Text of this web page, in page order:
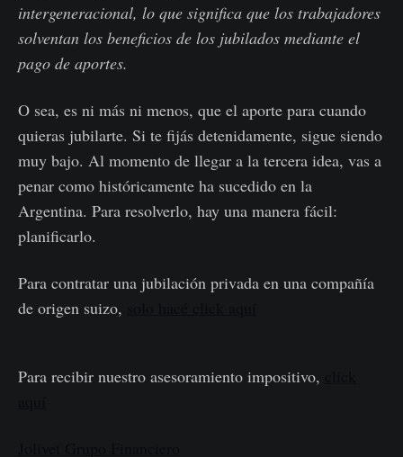
intergeneracional, lo que significa que los trabajadores
solventan los beneficios de los jubilados mediante el
pago de aportes.
O sea, es ni más ni menos, que el aporte para cuando
quieras jubilarte. Si te fijás detenidamente, sigue siendo
muy bajo. Al momento de llegar a la tercera idea, vas a
penar como históricamente ha sucedido en la
Argentina. Para resolverlo, hay una manera fácil:
planificarlo.
Para contratar una jubilación privada en una compañía
de origen suizo,
Para recibir nuestro asesoramiento impositivo,